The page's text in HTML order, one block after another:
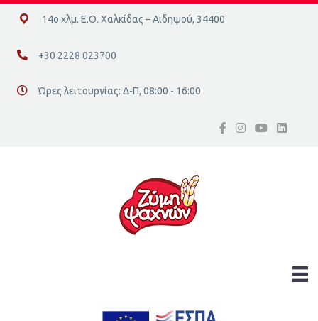
14ο χλμ. Ε.Ο. Χαλκίδας – Αιδηψού, 34400
14ο χλμ. Ε.Ο. Χαλκίδας – Αιδηψού, 34400
+30 2228 023700
+30 2228 023700
Διεύθυνση οδός 16, Ελλάδα
Ώρες λειτουργίας: Δ-Π, 08:00 - 16:00